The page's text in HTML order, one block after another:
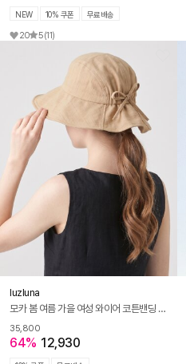
NEW 10% 쿠폰 무료배송
20 5(11)
luzluna
모카 봄 여름 가을 여성 와이어 코튼밴딩 벙거지 리본 버킷햇 모자
35,800
64% 12,930